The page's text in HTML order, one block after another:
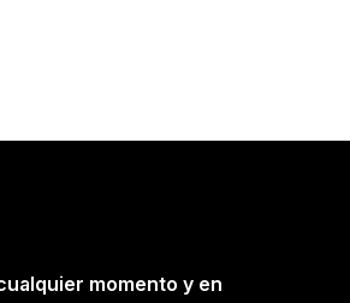
momento y en